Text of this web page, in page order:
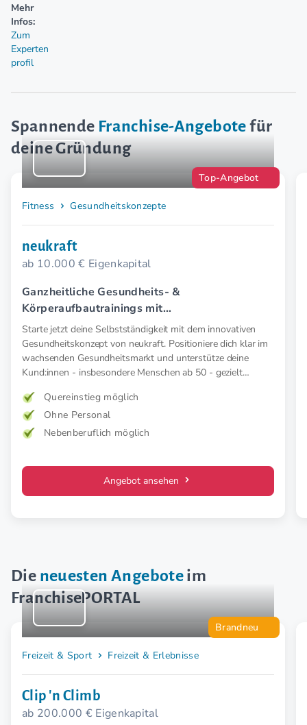
Mehr
Infos:
Zum
Experten
profil
Spannende Franchise-Angebotefür
deine Gründung
Top-Angebot
Fitness Gesundheitskonzepte
neukraft
ab 10.000 € Eigenkapital
Ganzheitliche Gesundheits- &
Körperaufbautrainings mit
Elektromyostimulation (EMS).
Starte jetzt deine Selbstständigkeit mit dem innovativen
Gesundheitskonzept von neukraft. Positioniere dich klar im
wachsenden Gesundheitsmarkt und unterstütze deine
Kund:innen - insbesondere Menschen ab 50 - gezielt
mehr Kraft, weniger Schmerz und spürbar mehr
Lebensfreude. Mehr Wirkung. Klare Zielgruppe. Starkes
Konzept.
Quereinstieg möglich
Ohne Personal
Nebenberuflich möglich
Angebot ansehen
Die neuesten Angeboteim
FranchisePORTAL
Brandneu
Freizeit & Sport Freizeit & Erlebnisse
Clip 'n Climb
ab 200.000 € Eigenkapital